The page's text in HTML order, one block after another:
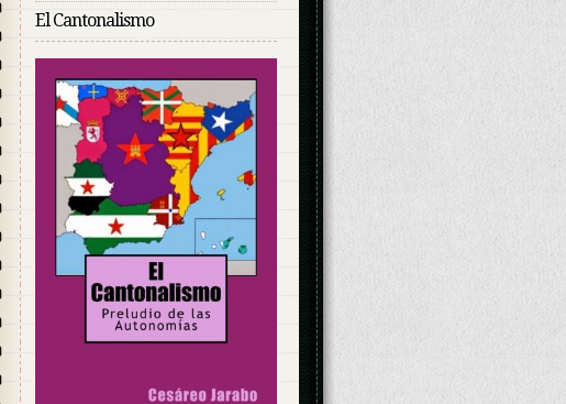
El Cantonalismo